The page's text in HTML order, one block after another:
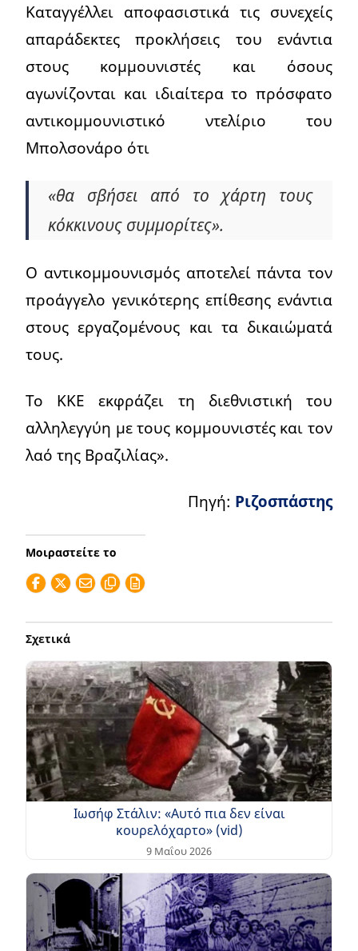
Καταγγέλλει αποφασιστικά τις συνεχείς
απαράδεκτες προκλήσεις του ενάντια
στους κομμουνιστές και όσους
αγωνίζονται και ιδιαίτερα το πρόσφατο
αντικομμουνιστικό ντελίριο του
Μπολσονάρο ότι
«θα σβήσει από το χάρτη τους
κόκκινους συμμορίτες».
Ο αντικομμουνισμός αποτελεί πάντα τον
προάγγελο γενικότερης επίθεσης ενάντια
στους εργαζομένους και τα δικαιώματά
τους.
Το ΚΚΕ εκφράζει τη διεθνιστική του
αλληλεγγύη με τους κομμουνιστές και τον
λαό της Βραζιλίας».
Πηγή: Ριζοσπάστης
Μοιραστείτε το
Σχετικά
Ιωσήφ Στάλιν: «Αυτό πια δεν είναι
κουρελόχαρτο» (vid)
9 Μαΐου 2026